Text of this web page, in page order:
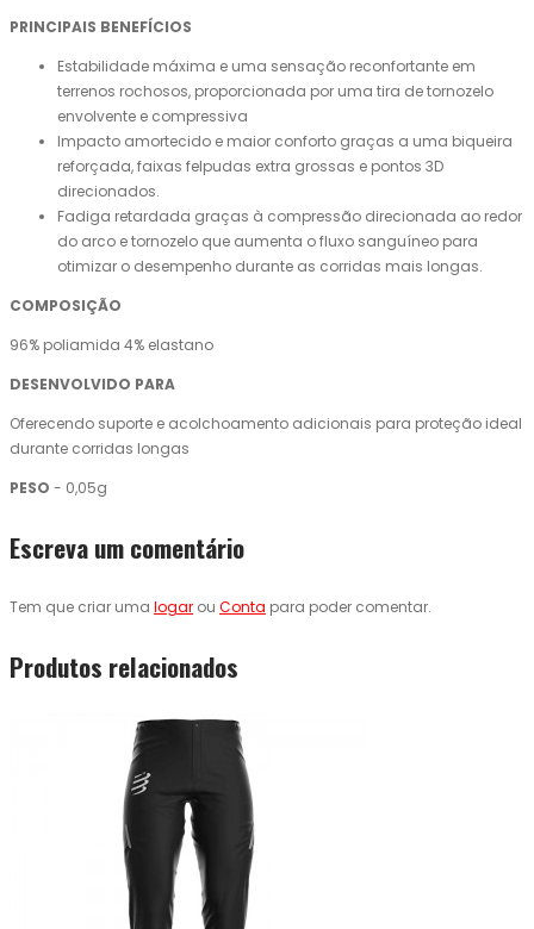
PRINCIPAIS BENEFÍCIOS
Estabilidade máxima e uma sensação reconfortante em
terrenos rochosos, proporcionada por uma tira de tornozelo
envolvente e compressiva
Impacto amortecido e maior conforto graças a uma biqueira
reforçada, faixas felpudas extra grossas e pontos 3D
direcionados.
Fadiga retardada graças à compressão direcionada ao redor
do arco e tornozelo que aumenta o fluxo sanguíneo para
otimizar o desempenho durante as corridas mais longas.
COMPOSIÇÃO
96% poliamida 4% elastano
DESENVOLVIDO PARA
Oferecendo suporte e acolchoamento adicionais para proteção ideal
durante corridas longas
PESO - 0,05g
Escreva um comentário
Tem que criar uma logar ou Conta para poder comentar.
Produtos relacionados